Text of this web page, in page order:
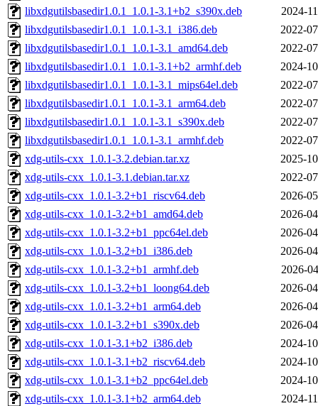
libxdgutilsbasedir1.0.1_1.0.1-3.1+b2_s390x.deb
2024-
libxdgutilsbasedir1.0.1_1.0.1-3.1_i386.deb
2022-
libxdgutilsbasedir1.0.1_1.0.1-3.1_amd64.deb
2022-
libxdgutilsbasedir1.0.1_1.0.1-3.1+b2_armhf.deb
2024-
libxdgutilsbasedir1.0.1_1.0.1-3.1_mips64el.deb
2022-
libxdgutilsbasedir1.0.1_1.0.1-3.1_arm64.deb
2022-
libxdgutilsbasedir1.0.1_1.0.1-3.1_s390x.deb
2022-
libxdgutilsbasedir1.0.1_1.0.1-3.1_armhf.deb
2022-
xdg-utils-cxx_1.0.1-3.2.debian.tar.xz
2025-
xdg-utils-cxx_1.0.1-3.1.debian.tar.xz
2022-
xdg-utils-cxx_1.0.1-3.2+b1_riscv64.deb
2026-
xdg-utils-cxx_1.0.1-3.2+b1_amd64.deb
2026-
xdg-utils-cxx_1.0.1-3.2+b1_ppc64el.deb
2026-
xdg-utils-cxx_1.0.1-3.2+b1_i386.deb
2026-
xdg-utils-cxx_1.0.1-3.2+b1_armhf.deb
2026-
xdg-utils-cxx_1.0.1-3.2+b1_loong64.deb
2026-
xdg-utils-cxx_1.0.1-3.2+b1_arm64.deb
2026-
xdg-utils-cxx_1.0.1-3.2+b1_s390x.deb
2026-
xdg-utils-cxx_1.0.1-3.1+b2_i386.deb
2024-
xdg-utils-cxx_1.0.1-3.1+b2_riscv64.deb
2024-
xdg-utils-cxx_1.0.1-3.1+b2_ppc64el.deb
2024-
xdg-utils-cxx_1.0.1-3.1+b2_arm64.deb
2024-